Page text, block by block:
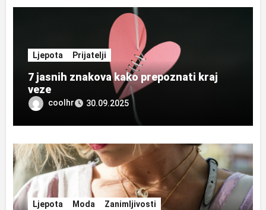
Ljepota Prijatelji
7 jasnih znakova kako prepoznati kraj
veze
coolhr 30.09.2025
Ljepota Moda Zanimljivosti